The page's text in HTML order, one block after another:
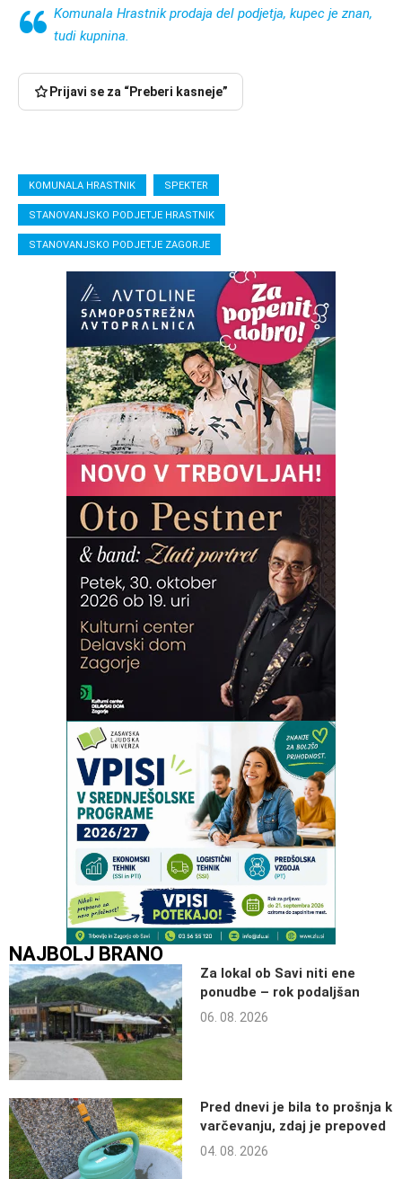
Komunala Hrastnik prodaja del podjetja, kupec je znan,
tudi kupnina.
Prijavi se za “Preberi kasneje”
KOMUNALA HRASTNIK SPEKTER
STANOVANJSKO PODJETJE HRASTNIK
STANOVANJSKO PODJETJE ZAGORJE
NAJBOLJ BRANO
Za lokal ob Savi niti ene
ponudbe – rok podaljšan
06. 08. 2026
Pred dnevi je bila to prošnja k
varčevanju, zdaj je prepoved
04. 08. 2026